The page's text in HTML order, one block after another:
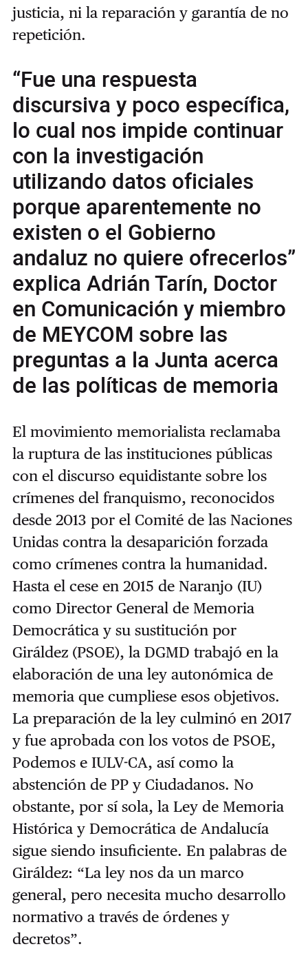
justicia, ni la reparación y garantía de no
repetición.
“Fue una respuesta
discursiva y poco específica,
lo cual nos impide continuar
con la investigación
utilizando datos oficiales
porque aparentemente no
existen o el Gobierno
andaluz no quiere ofrecerlos”
explica Adrián Tarín, Doctor
en Comunicación y miembro
de MEYCOM sobre las
preguntas a la Junta acerca
de las políticas de memoria
El movimiento memorialista reclamaba
la ruptura de las instituciones públicas
con el discurso equidistante sobre los
crímenes del franquismo, reconocidos
desde 2013 por el Comité de las Naciones
Unidas contra la desaparición forzada
como crímenes contra la humanidad.
Hasta el cese en 2015 de Naranjo (IU)
como Director General de Memoria
Democrática y su sustitución por
Giráldez (PSOE), la DGMD trabajó en la
elaboración de una ley autonómica de
memoria que cumpliese esos objetivos.
La preparación de la ley culminó en 2017
y fue aprobada con los votos de PSOE,
Podemos e IULV-CA, así como la
abstención de PP y Ciudadanos. No
obstante, por sí sola, la Ley de Memoria
Histórica y Democrática de Andalucía
sigue siendo insuficiente. En palabras de
Giráldez: “La ley nos da un marco
general, pero necesita mucho desarrollo
normativo a través de órdenes y
decretos”.